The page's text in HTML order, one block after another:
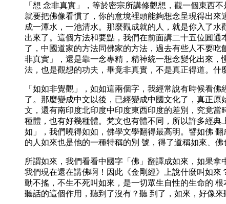
「想 念非真實」，等於密宗所講修觀想，觀一個東西
就要把佛像看慣了，你的意境裡頭能夠想念呈現得出
成一潭水，一池清水。那麼觀成就的人，就是你入了
出來了。這個方法和要點，我們在前面講二十五位圓
了，中國道家的方法同佛家的方法，過去有些人不要
非真實」，還是靠一念專精，精神統一想念變化出來
法，也是觀想的功夫，畢竟非真實，不是真正得道。什
「如如非覺觀」，如如這兩個字，我經常說有時候看
了。那麼變成中文以後，已經變成中國文化了，真正
文，還有南印度北印度中印度東西印度的差別，究竟
種體，也有好幾種體。梵文也有體不同，所以許多經
如」，我們曉得如如，佛學文學翻得最高明。譬如佛
的人如來也是他的一種特稱的別 號，得了道稱如來、佛
所謂如來，我們看看中國字「佛」翻譯成如來，如果
我們現在還在講佛啊！因此《金剛經》上說什麼叫如
動不搖，不生不死叫如來，是一切眾生自性的生命的
聽話的這個作用，聽到了沒有？聽 到了，如來，好像